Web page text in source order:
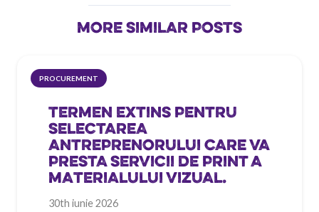
MORE SIMILAR POSTS
PROCUREMENT
TERMEN EXTINS PENTRU
SELECTAREA
ANTREPRENORULUI CARE VA
PRESTA SERVICII DE PRINT A
MATERIALULUI VIZUAL.
30th iunie 2026